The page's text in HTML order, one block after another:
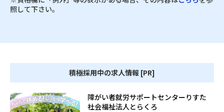
照して下さい。
積極採用中の求人情報 [PR]
障がい者就労サポートセンターりすた
社会福祉法人とらくろ